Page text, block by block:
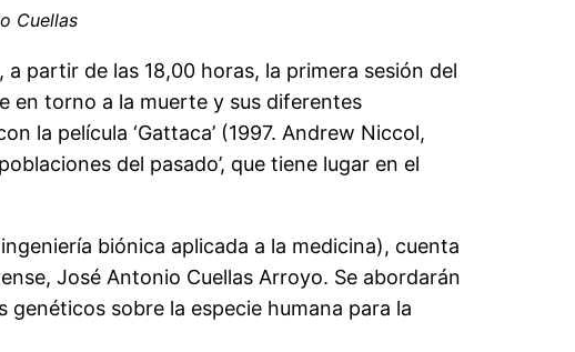
Cuellas
partir de las 18,00 horas, la primera sesión del
en torno a la muerte y sus diferentes
la película ‘Gattaca’ (1997. Andrew Niccol,
del pasado’, que tiene lugar en el
biónica aplicada a la medicina), cuenta
José Antonio Cuellas Arroyo. Se abordarán
sobre la especie humana para la